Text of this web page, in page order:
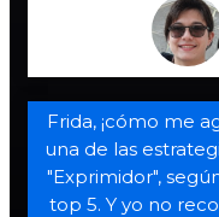
Frida, ¡cómo me
una de las
"Exprimidor",
top 5. Y yo no